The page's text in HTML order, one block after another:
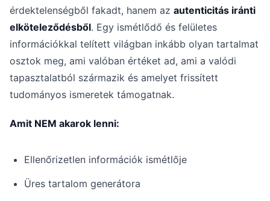
érdektelenségből fakadt, hanem az autenticitás iránti
elköteleződésből. Egy ismétlődő és felületes
információkkal telített világban inkább olyan tartalmat
osztok meg, ami valóban értéket ad, ami a valódi
tapasztalatból származik és amelyet frissített
tudományos ismeretek támogatnak.
Amit NEM akarok lenni:
Ellenőrizetlen információk ismétlője
Üres tartalom generátora